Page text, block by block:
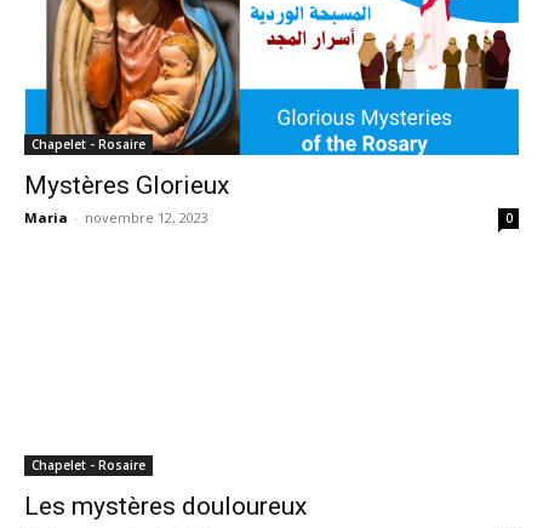
Chapelet - Rosaire
Mystères Glorieux
Maria - novembre 12, 2023 0
Chapelet - Rosaire
Les mystères douloureux